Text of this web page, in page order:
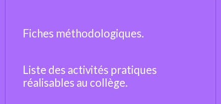
Fiches méthodologiques.
Liste des activités pratiques
réalisables au collège.